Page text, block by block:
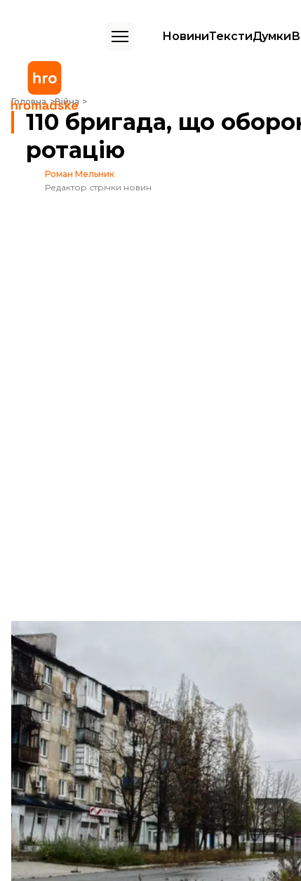
НовиниТекстиДумки
Головна Війна
110 бригада, що обороняла Авдіївку два роки, відійшла на ротацію
110 бригада, що
ротацію
Роман Мельник
Редактор стрічки новин
110 окрема механізована бригада імені
роки повномасштабної війни з росією.
Про цезаявилиу соцмережах бригади.
«Ми виходимо на відпочинок. Виходимо з
набиратися сил, щоб знову бити ворога.
заявили у бригаді.
Також вони висловили подяку Авдіївській,
керівництву Авдіївського коксохімічного заводу.